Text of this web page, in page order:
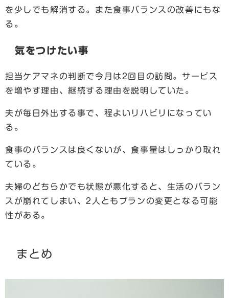
を少しでも解消する。また食事バランスの改善にもな
る。
気をつけたい事
担当ケアマネの判断で今月は2回目の訪問。サービス
を増やす理由、継続する理由を説明していた。
夫が毎日外出する事で、程よいリハビリになってい
る。
食事のバランスは良くないが、食事量はしっかり取れ
ている。
夫婦のどちらかでも状態が悪化すると、生活のバラン
スが崩れてしまい、2人ともプランの変更となる可能
性がある。
まとめ